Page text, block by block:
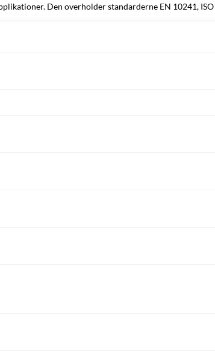
Den overholder standarderne EN 10241,